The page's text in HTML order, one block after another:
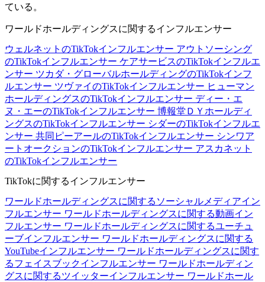
ている。
ワールドホールディングスに関するインフルエンサー
ウェルネットのTikTokインフルエンサー アウトソーシング
のTikTokインフルエンサー ケアサービスのTikTokインフルエ
ンサー ツカダ・グローバルホールディングのTikTokインフ
ルエンサー ツヴァイのTikTokインフルエンサー ヒューマン
ホールディングスのTikTokインフルエンサー ディー・エ
ヌ・エーのTikTokインフルエンサー 博報堂ＤＹホールディ
ングスのTikTokインフルエンサー シダーのTikTokインフルエ
ンサー 共同ピーアールのTikTokインフルエンサー シンワア
ートオークションのTikTokインフルエンサー アスカネット
のTikTokインフルエンサー
TikTokに関するインフルエンサー
ワールドホールディングスに関するソーシャルメディアイン
フルエンサー ワールドホールディングスに関する動画イン
フルエンサー ワールドホールディングスに関するユーチュ
ーブインフルエンサー ワールドホールディングスに関する
YouTubeインフルエンサー ワールドホールディングスに関す
るフェイスブックインフルエンサー ワールドホールディン
グスに関するツイッターインフルエンサー ワールドホール